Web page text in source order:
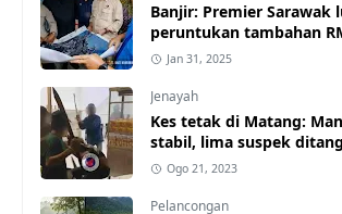
Banjir: Premier Sarawak
peruntukan tambahan
Jan 31, 2025
Jenayah
Kes tetak di Matang:
stabil, lima suspek
Ogo 21, 2023
Pelancongan